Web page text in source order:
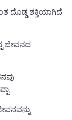
ದೊಡ್ಡ ಶಕ್ತಿಯಾಗಿದೆ
ಜೀವನದ